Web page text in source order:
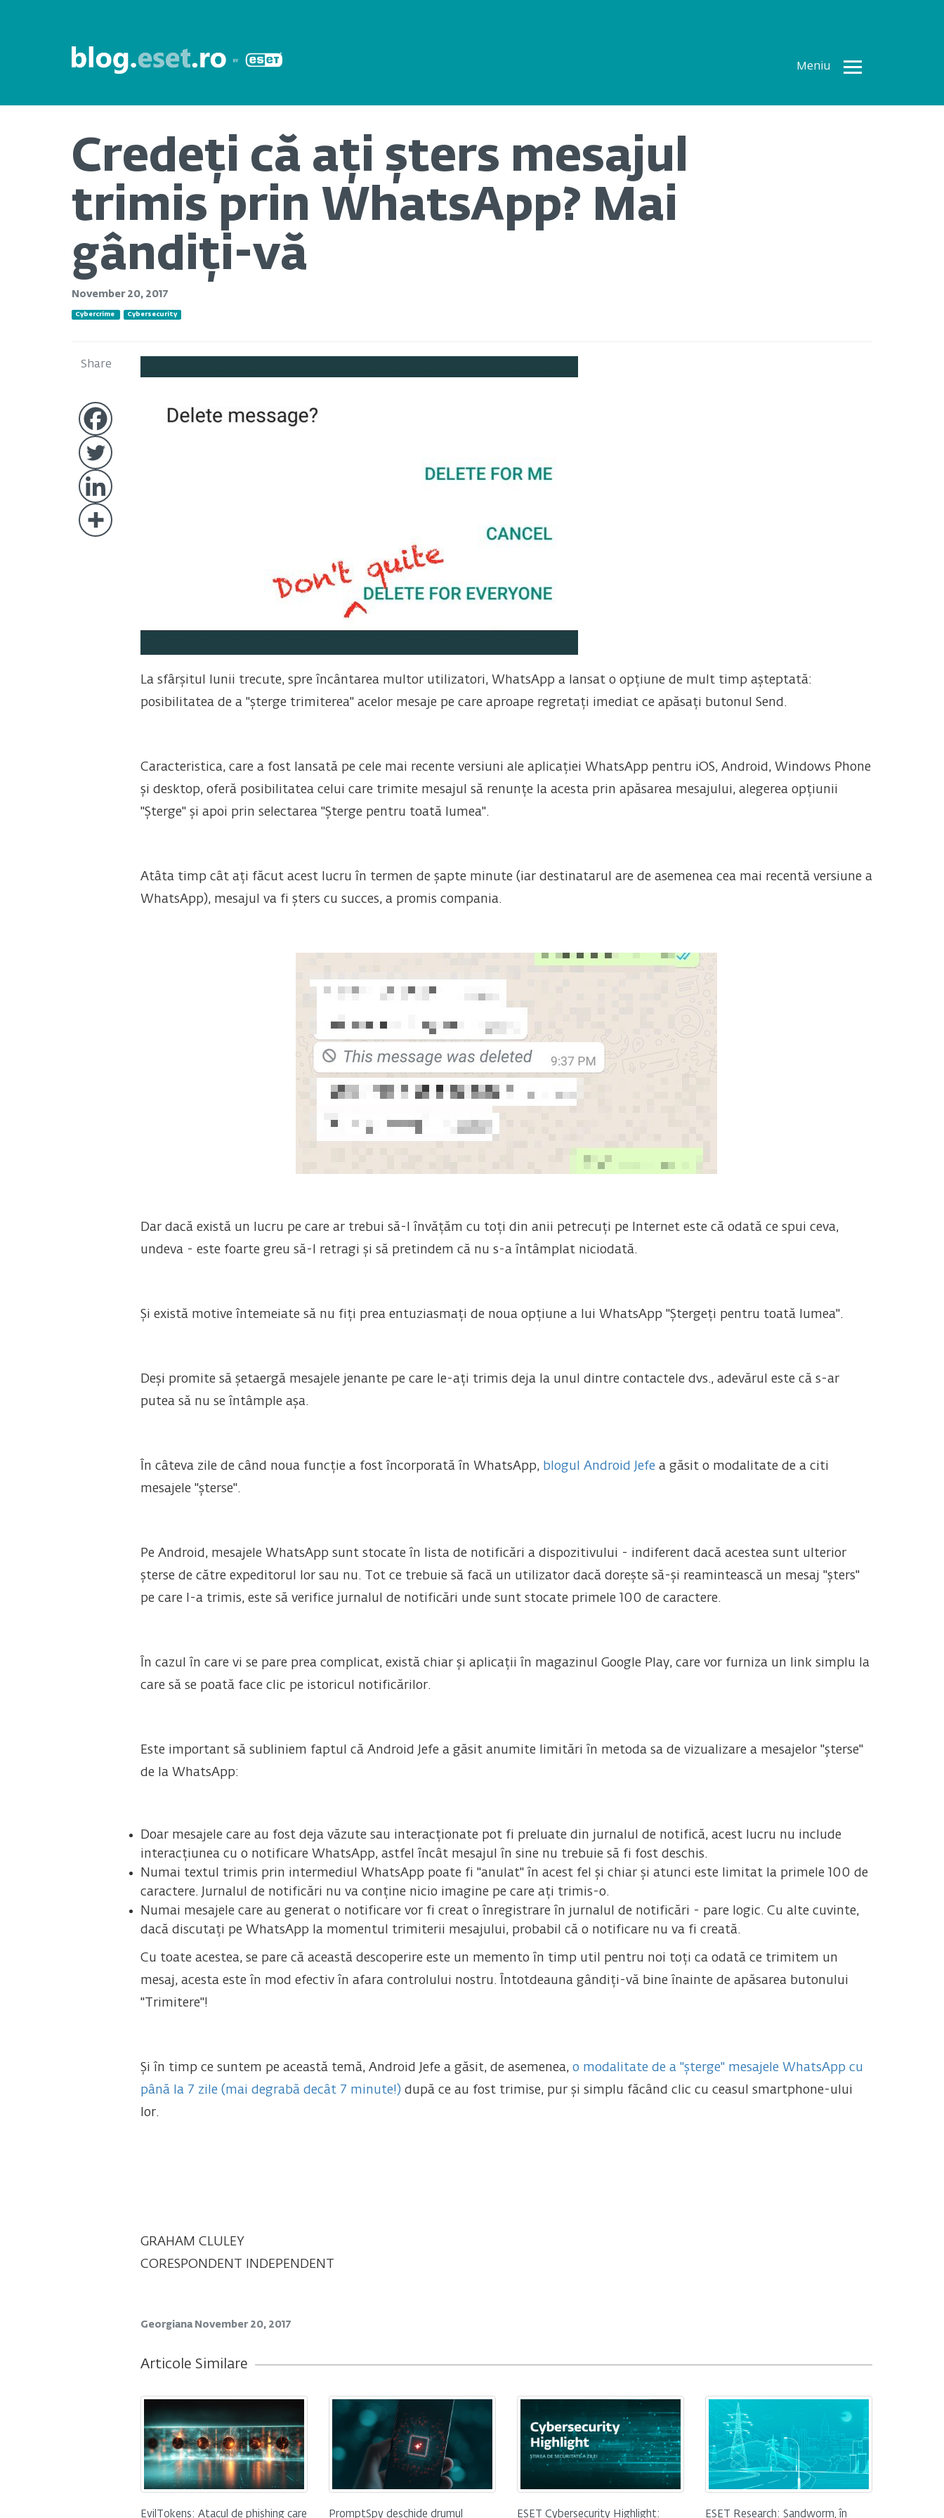
Meniu
Toate
Credeți că ați șters mesajul
trimis prin WhatsApp? Mai
gândiți-vă
November 20, 2017
Cybercrime Cybersecurity
Share
La sfârșitul lunii trecute, spre încântarea multor utilizatori, WhatsApp a lansat o opțiune de mult timp așteptată:
posibilitatea de a "șterge trimiterea" acelor mesaje pe care aproape regretați imediat ce apăsați butonul Send.
Caracteristica, care a fost lansată pe cele mai recente versiuni ale aplicației WhatsApp pentru iOS, Android, Windows Phone
și desktop, oferă posibilitatea celui care trimite mesajul să renunțe la acesta prin apăsarea mesajului, alegerea opțiunii
"Șterge" și apoi prin selectarea "Șterge pentru toată lumea".
Atâta timp cât ați făcut acest lucru în termen de șapte minute (iar destinatarul are de asemenea cea mai recentă versiune a
WhatsApp), mesajul va fi șters cu succes, a promis compania.
Dar dacă există un lucru pe care ar trebui să-l învățăm cu toți din anii petrecuți pe Internet este că odată ce spui ceva,
undeva - este foarte greu să-l retragi și să pretindem că nu s-a întâmplat niciodată.
Și există motive întemeiate să nu fiți prea entuziasmați de noua opțiune a lui WhatsApp "Ștergeți pentru toată lumea".
Deși promite să șetaergă mesajele jenante pe care le-ați trimis deja la unul dintre contactele dvs., adevărul este că s-ar
putea să nu se întâmple așa.
În câteva zile de când noua funcție a fost încorporată în WhatsApp, blogul Android Jefea găsit o modalitate de a citi
mesajele "șterse".
Pe Android, mesajele WhatsApp sunt stocate în lista de notificări a dispozitivului - indiferent dacă acestea sunt ulterior
șterse de către expeditorul lor sau nu. Tot ce trebuie să facă un utilizator dacă dorește să-și reamintească un mesaj "șters"
pe care l-a trimis, este să verifice jurnalul de notificări unde sunt stocate primele 100 de caractere.
În cazul în care vi se pare prea complicat, există chiar și aplicații în magazinul Google Play, care vor furniza un link simplu la
care să se poată face clic pe istoricul notificărilor.
Este important să subliniem faptul că Android Jefe a găsit anumite limitări în metoda sa de vizualizare a mesajelor "șterse"
de la WhatsApp:
Doar mesajele care au fost deja văzute sau interacționate pot fi preluate din jurnalul de notifică, acest lucru nu include
interacțiunea cu o notificare WhatsApp, astfel încât mesajul în sine nu trebuie să fi fost deschis.
Numai textul trimis prin intermediul WhatsApp poate fi "anulat" în acest fel și chiar și atunci este limitat la primele 100 de
caractere. Jurnalul de notificări nu va conține nicio imagine pe care ați trimis-o.
Numai mesajele care au generat o notificare vor fi creat o înregistrare în jurnalul de notificări - pare logic. Cu alte cuvinte,
dacă discutați pe WhatsApp la momentul trimiterii mesajului, probabil că o notificare nu va fi creată.
Cu toate acestea, se pare că această descoperire este un memento în timp util pentru noi toți ca odată ce trimitem un
mesaj, acesta este în mod efectiv în afara controlului nostru. Întotdeauna gândiți-vă bine înainte de apăsarea butonului
"Trimitere"!
Și în timp ce suntem pe această temă, Android Jefe a găsit, de asemenea, o modalitate de a "șterge" mesajele WhatsApp cu
până la 7 zile (mai degrabă decât 7 minute!) după ce au fost trimise, pur și simplu făcând clic cu ceasul smartphone-ului
lor.
GRAHAM CLULEY
CORESPONDENT INDEPENDENT
Georgiana November 20, 2017
Articole Similare
EvilTokens: Atacul de phishing care PromptSpy deschide drumul ESET Cybersecurity Highlight: ESET Research: Sandworm, în